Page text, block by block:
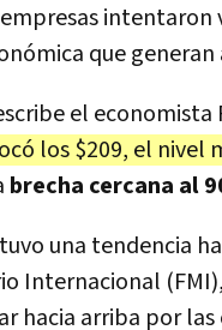
que
el economista
los $209, el nivel
brecha cercana al
una tendencia
Internacional
hacia arriba por